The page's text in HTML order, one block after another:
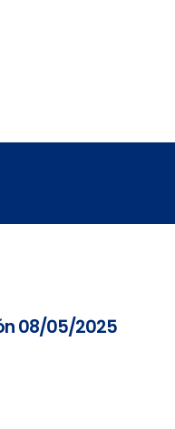
08/05/2025